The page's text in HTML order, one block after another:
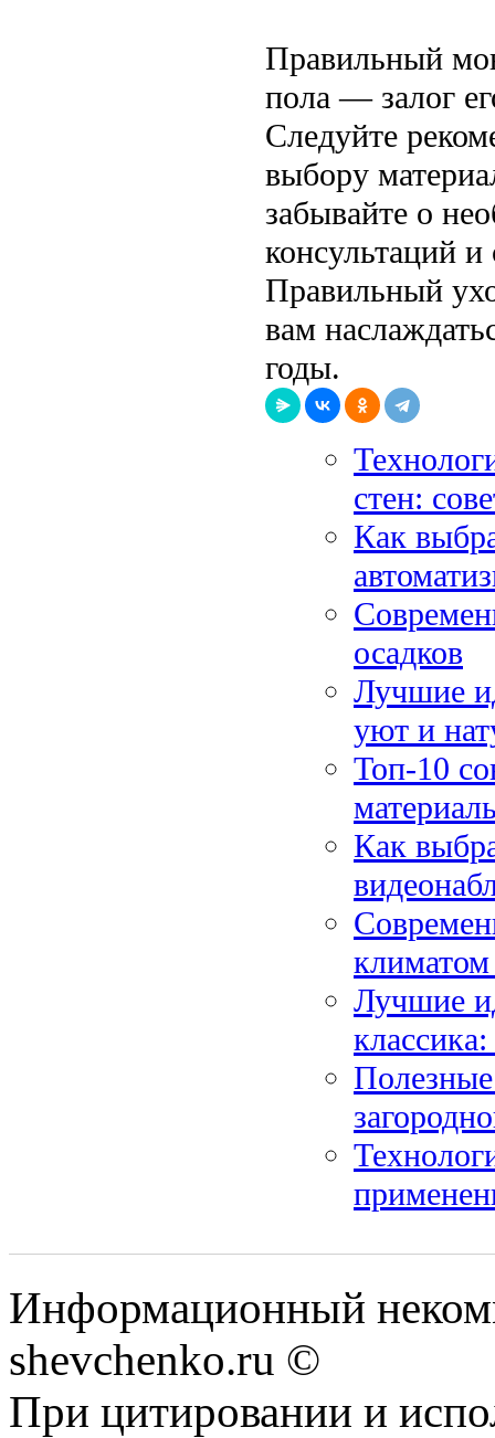
Правильный
пола — залог
Следуйте
выбору
забывайте о
консультаций
Правильный
вам
годы.
стен:
Как
осадков
Лучшие
уют и
Топ-10
Как
Лучшие
Информационный
shevchenko.ru ©
При цитировании и